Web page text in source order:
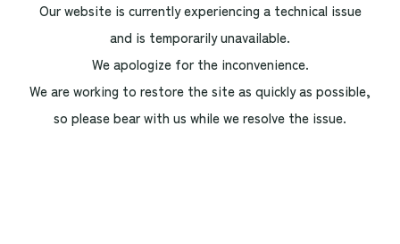
Our website is currently experiencing a technical issue
and is temporarily unavailable.
We apologize for the inconvenience.
We are working to restore the site as quickly as possible,
so please bear with us while we resolve the issue.